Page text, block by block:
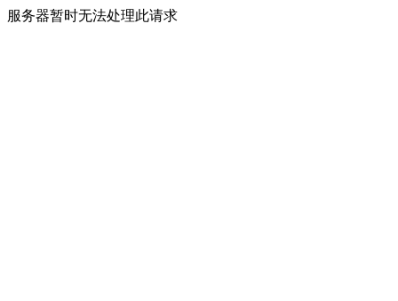
服务器暂时无法处理此请求